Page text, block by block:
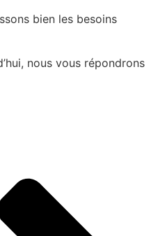
bien les besoins
nous vous répondrons